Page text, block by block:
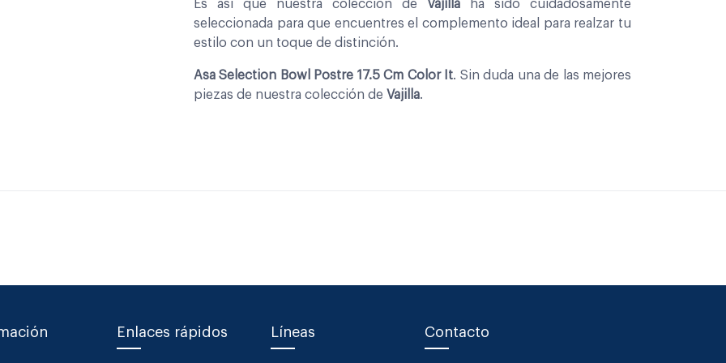
Es asi que nuestra coleccion de Vajilla ha sido cuidadosamente
seleccionada para que encuentres el complemento ideal para realzar tu
estilo con un toque de distinción.
Asa Selection Bowl Postre 17.5 Cm Color It. Sin duda una de las mejores
piezas de nuestra colección de Vajilla.
Enlaces rápidos Líneas Contacto